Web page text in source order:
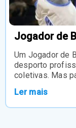
Jogador de
Um Jogador de
desporto
coletivas. Mas
Ler mais